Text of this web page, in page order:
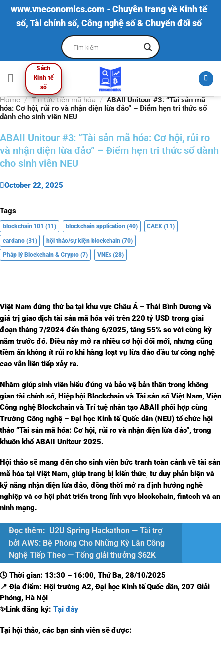
content
www.vneconomics.com - Chuyên trang về Kinh tế
số, Tài chính số, Công nghệ số & Chuyển đổi số
Sách
Kinh tế
số
Home / Tin tức tiền mã hóa / ABAII Unitour #3: “Tài sản mã
hóa: Cơ hội, rủi ro và nhận diện lừa đảo” – Điểm hẹn tri thức số
dành cho sinh viên NEU
ABAII Unitour #3: “Tài sản mã hóa: Cơ hội, rủi ro
và nhận diện lừa đảo” – Điểm hẹn tri thức số dành
cho sinh viên NEU
October 22, 2025
Tags
blockchain 101 (11) blockchain application (40) CAEX (11)
cardano (31) hội thảo/sự kiện blockchain (70)
Pháp lý Blockchain & Crypto (7) VNEs (28)
Việt Nam đứng thứ ba tại khu vực Châu Á – Thái Bình Dương về
giá trị giao dịch tài sản mã hóa với trên 220 tỷ USD trong giai
đoạn tháng 7/2024 đến tháng 6/2025, tăng 55% so với cùng kỳ
năm trước đó. Điều này mở ra nhiều cơ hội đổi mới, nhưng cũng
tiềm ẩn không ít rủi ro khi hàng loạt vụ lừa đảo đầu tư công nghệ
cao vẫn liên tiếp xảy ra.
Nhằm giúp sinh viên hiểu đúng và bảo vệ bản thân trong không
gian tài chính số, Hiệp hội Blockchain và Tài sản số Việt Nam, Viện
Công nghệ Blockchain và Trí tuệ nhân tạo ABAII phối hợp cùng
Trường Công nghệ – Đại học Kinh tế Quốc dân (NEU) tổ chức hội
thảo “Tài sản mã hóa: Cơ hội, rủi ro và nhận diện lừa đảo”, trong
khuôn khổ ABAII Unitour 2025.
Hội thảo sẽ mang đến cho sinh viên bức tranh toàn cảnh về tài sản
mã hóa tại Việt Nam, giúp trang bị kiến thức, tư duy phản biện và
kỹ năng nhận diện lừa đảo, đồng thời mở ra định hướng nghề
nghiệp và cơ hội phát triển trong lĩnh vực blockchain, fintech và an
ninh mạng.
Đọc thêm: U2U Spring Hackathon — Tài trợ
bởi AWS: Bệ Phóng Cho Những Kỳ Lân Công
Nghệ Tiếp Theo — Tổng giải thưởng $62K
🕓 Thời gian: 13:30 – 16:00, Thứ Ba, 28/10/2025
📍 Địa điểm: Hội trường A2, Đại học Kinh tế Quốc dân, 207 Giải
Phóng, Hà Nội
✨Link đăng ký: Tại đây
Tại hội thảo, các bạn sinh viên sẽ được: